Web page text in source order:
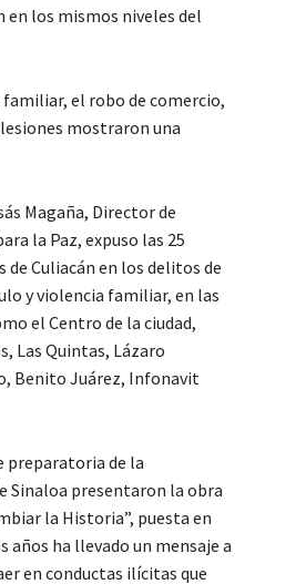
los mismos niveles del
familiar, el robo de comercio,
mostraron una
Magaña, Director de
la Paz, expuso las 25
Culiacán en los delitos de
y violencia familiar, en las
el Centro de la ciudad,
Las Quintas, Lázaro
Benito Juárez, Infonavit
preparatoria de la
Sinaloa presentaron la obra
la Historia”, puesta en
años ha llevado un mensaje a
en conductas ilícitas que